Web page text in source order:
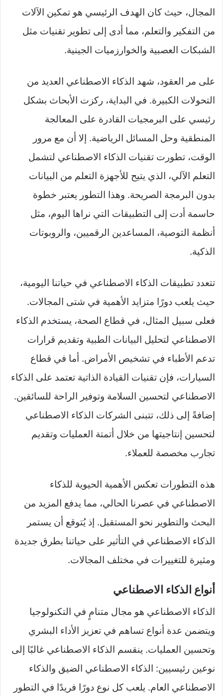
المجال، حيث كان الهدف الرئيسي هو تمكين الآلات
من التفكير والتعلم، مما أدى إلى تطوير تقنيات مثل
الشبكات العصبية والخوارزميات الجينية.
على مر العقود، شهد الذكاء الاصطناعي العديد من
التحولات الكبيرة. في البداية، ركزت الأبحاث بشكل
رئيسي على البرمجيات القادرة على المعالجة
المنطقية وحل المسائل الرياضية. إلا أن مع مرور
الوقت، تطورت تقنيات الذكاء الاصطناعي لتشمل
التعلم الآلي، الذي يتيح للأجهزة التعلم من البيانات
بدون البرمجة الصريحة. وهذا التطور يعتبر خطوة
حاسمة أدت إلى التطبيقات التي نراها اليوم، مثل
أنظمة التوصية، المساعدين الرقميين، والروبوتات
الذكية.
تتعدد تطبيقات الذكاء الاصطناعي في حياتنا اليومية،
حيث يلعب دورًا متزايد الأهمية في شتى المجالات.
فعلى سبيل المثال، في قطاع الصحة، يستخدم الذكاء
الاصطناعي لتحليل البيانات الطبية وتقديم قرارات
تدعم الأطباء في تشخيص الأمراض. أما في قطاع
السيارات، فإن تقنيات القيادة الذاتية تعتمد على الذكاء
الاصطناعي لتحسين السلامة وتوفير الراحة للسائقين.
إضافةً إلى ذلك، تتبنى الشركات الذكاء الاصطناعي
لتحسين إنتاجيتها من خلال أتمتة العمليات وتقديم
تجارب مخصصة للعملاء.
هذه التطورات تعكس الأهمية الحيوية للذكاء
الاصطناعي في عصرنا الحالي، مما يدفع المزيد من
البحث والتطوير نحو المستقبل. إذ يُتوقع أن يستمر
الذكاء الاصطناعي في التأثير على حياتنا بطرق جديدة
ومثيرة للتغييرات في مختلف المجالات.
أنواع الذكاء الاصطناعي
الذكاء الاصطناعي هو مجال متنامٍ في التكنولوجيا
ويتضمن عدة أنواع تساهم في تعزيز الأداء البشري
وتحسين العمليات. ينقسم الذكاء الاصطناعي غالبًا إلى
نوعين رئيسيين: الذكاء الاصطناعي الضيق والذكاء
الاصطناعي العام. يلعب كل نوع دورًا فريدًا في التطور